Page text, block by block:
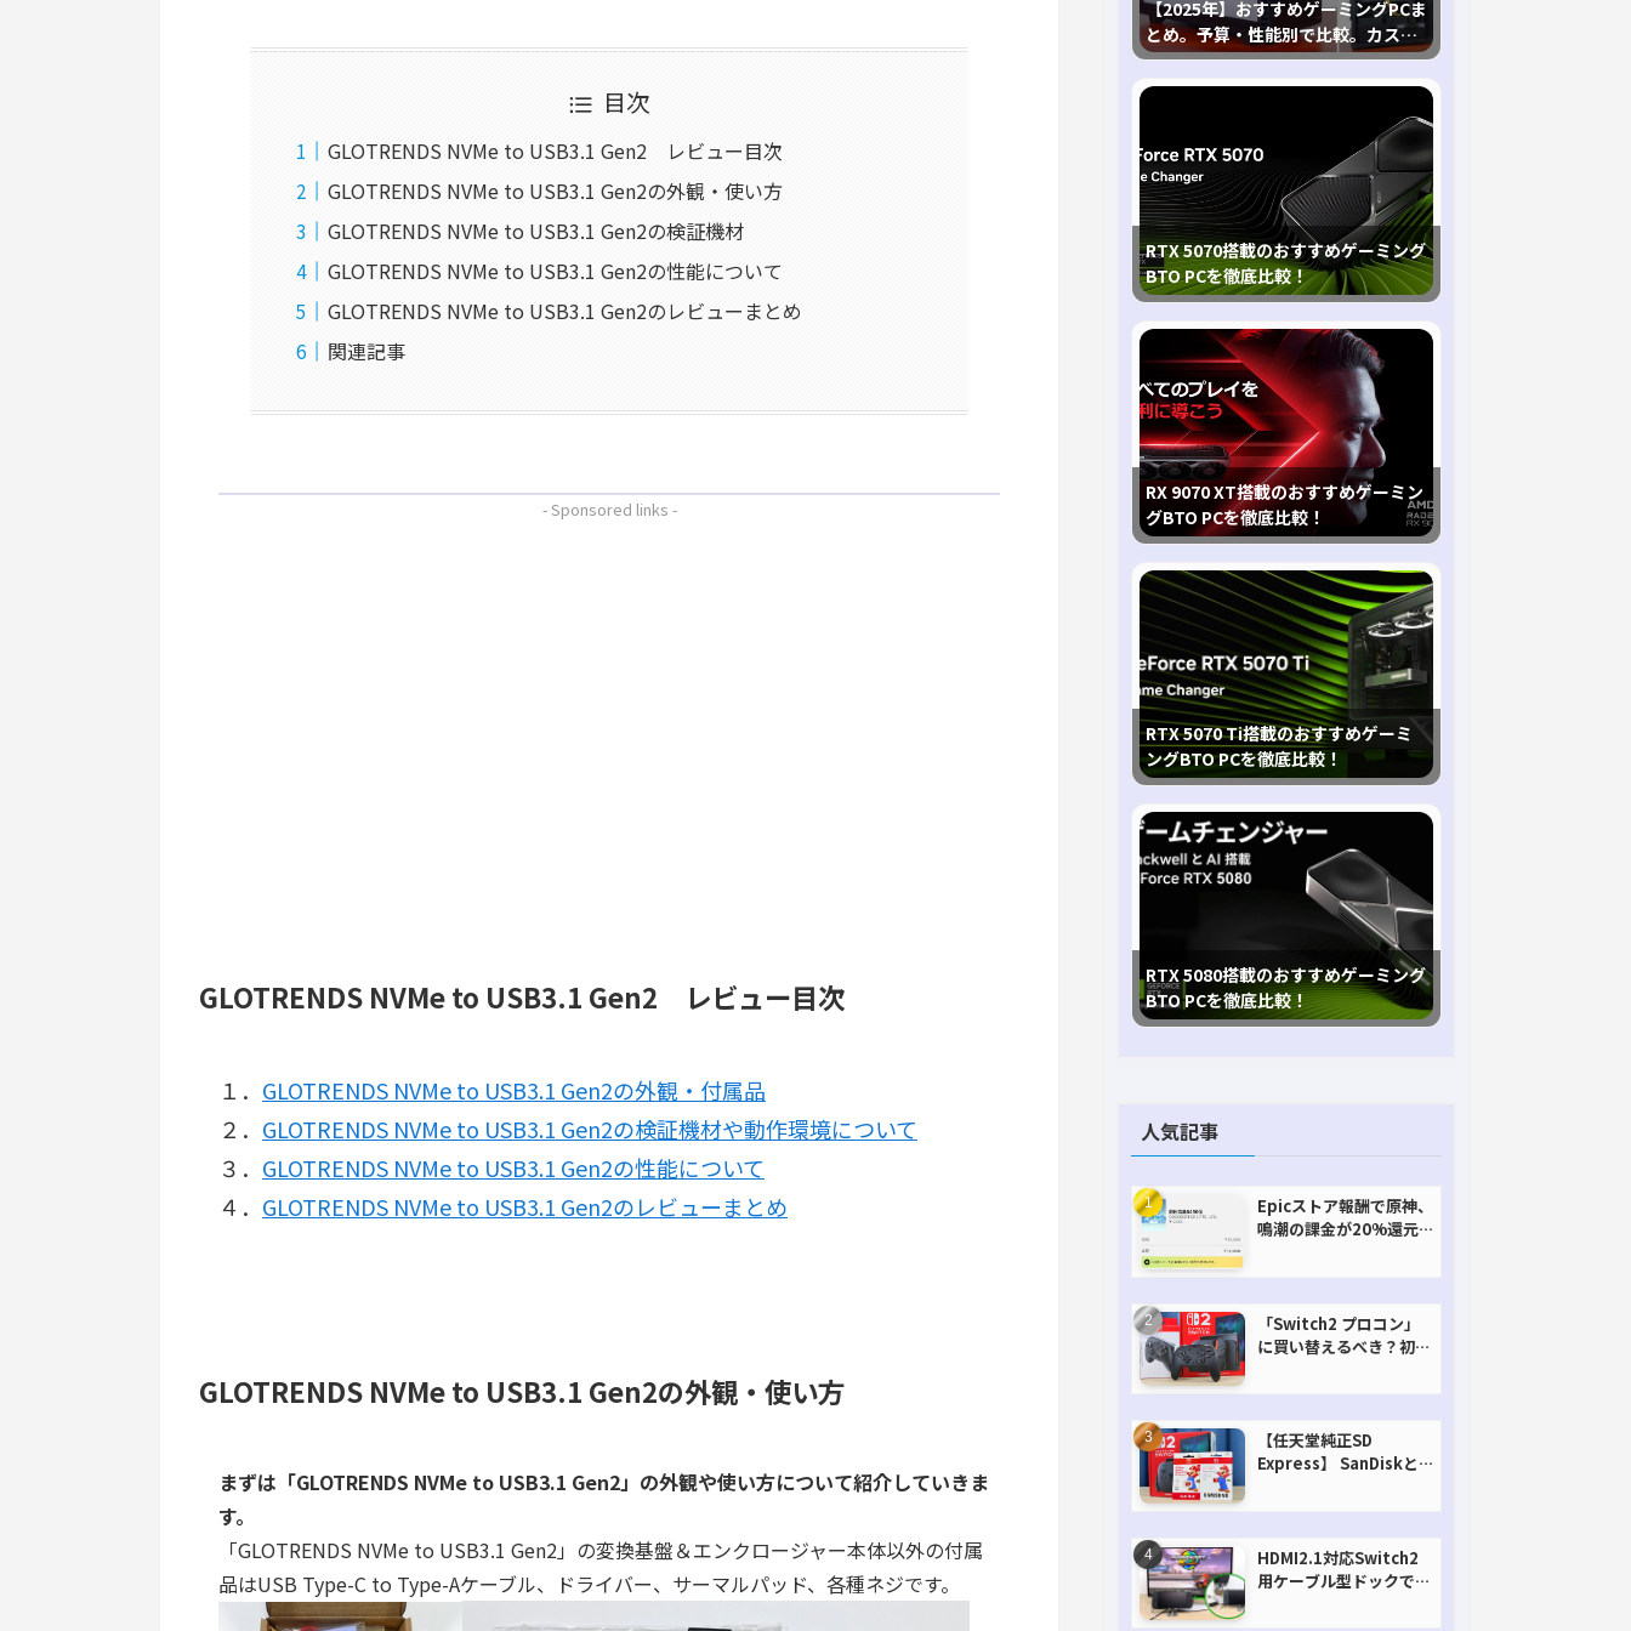
目次
GLOTRENDS NVMe to USB3.1 Gen2 レビュー目次
GLOTRENDS NVMe to USB3.1 Gen2の外観・使い方
GLOTRENDS NVMe to USB3.1 Gen2の検証機材
GLOTRENDS NVMe to USB3.1 Gen2の性能について
GLOTRENDS NVMe to USB3.1 Gen2のレビューまとめ
関連記事
- Sponsored links -
GLOTRENDS NVMe to USB3.1 Gen2 レビュー目次
１． GLOTRENDS NVMe to USB3.1 Gen2の外観・付属品
２． GLOTRENDS NVMe to USB3.1 Gen2の検証機材や動作環境について
３． GLOTRENDS NVMe to USB3.1 Gen2の性能について
４． GLOTRENDS NVMe to USB3.1 Gen2のレビューまとめ
GLOTRENDS NVMe to USB3.1 Gen2の外観・使い方
まずは「GLOTRENDS NVMe to USB3.1 Gen2」の外観や使い方について紹介していきま
す。
「GLOTRENDS NVMe to USB3.1 Gen2」の変換基盤＆エンクロージャー本体以外の付属
品はUSB Type-C to Type-Aケーブル、ドライバー、サーマルパッド、各種ネジです。
【2025年】おすすめゲーミングPCま
とめ。予算・性能別で比較。カスタ
マイズ指南も
RTX 5070搭載のおすすめゲーミング
BTO PCを徹底比較！
RX 9070 XT搭載のおすすめゲーミン
グBTO PCを徹底比較！
RTX 5070 Ti搭載のおすすめゲーミ
ングBTO PCを徹底比較！
RTX 5080搭載のおすすめゲーミング
BTO PCを徹底比較！
人気記事
Epicストア報酬で原神、
鳴潮の課金が20%還元
「Switch2 プロコン」
に買い替えるべき？初代
【任天堂純正SD
Express】 SanDiskと
HDMI2.1対応Switch2
用ケーブル型ドックで省